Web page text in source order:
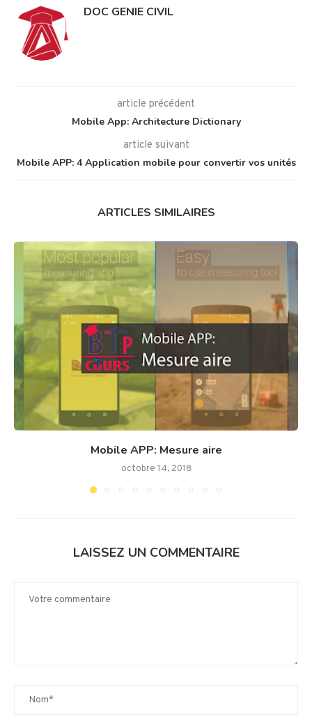
DOC GENIE CIVIL
article précédent
Mobile App: Architecture Dictionary
article suivant
Mobile APP: 4 Application mobile pour convertir vos unités
ARTICLES SIMILAIRES
Mobile APP: Mesure aire
octobre 14, 2018
LAISSEZ UN COMMENTAIRE